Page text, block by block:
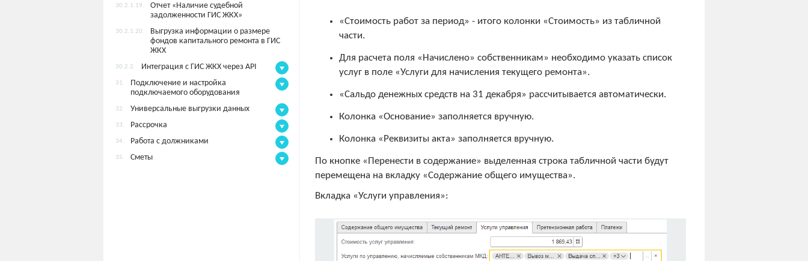
30.2.1.19.
Отчет «Наличие судебной
задолженности ГИС ЖКХ»
30.2.1.20.
Выгрузка информации о размере
фондов капитального ремонта в ГИС
ЖКХ
30.2.2. Интеграция с ГИС ЖКХ через API
31.
Подключение и настройка
подключаемого оборудования
32. Универсальные выгрузки данных
33. Рассрочка
34. Работа с должниками
35. Сметы
«Стоимость работ за период» - итого колонки «Стоимость» из табличной
части.
Для расчета поля «Начислено» собственникам» необходимо указать список
услуг в поле «Услуги для начисления текущего ремонта».
«Сальдо денежных средств на 31 декабря» рассчитывается автоматически.
Колонка «Основание» заполняется вручную.
Колонка «Реквизиты акта» заполняется вручную.
По кнопке «Перенести в содержание» выделенная строка табличной части будут
перемещена на вкладку «Содержание общего имущества».
Вкладка «Услуги управления»: